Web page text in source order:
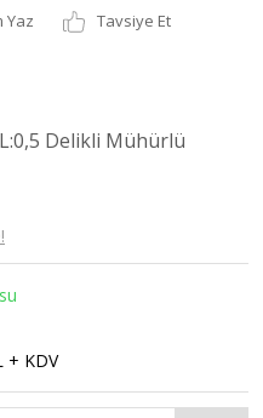
Yaz
Tavsiye Et
Delikli Mühürlü
+ KDV